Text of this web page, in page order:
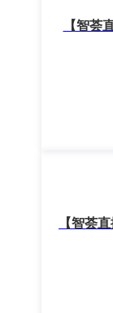
【智荟
【智荟